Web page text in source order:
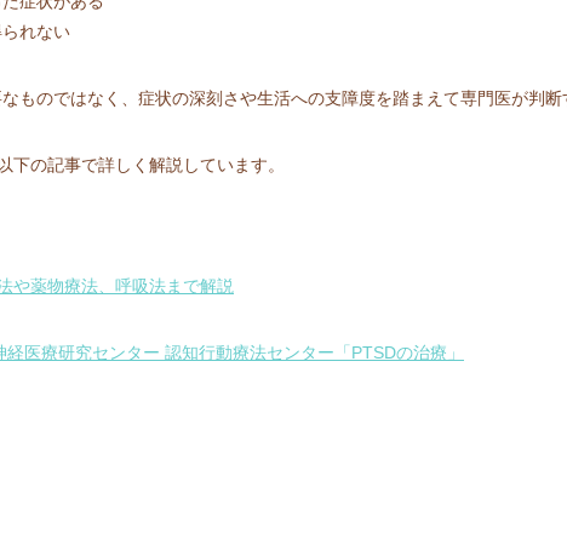
れない
ものではなく、症状の深刻さや生活への支障度を踏まえて専門医が判断
の記事で詳しく解説しています。
や薬物療法、呼吸法まで解説
医療研究センター 認知行動療法センター「PTSDの治療」